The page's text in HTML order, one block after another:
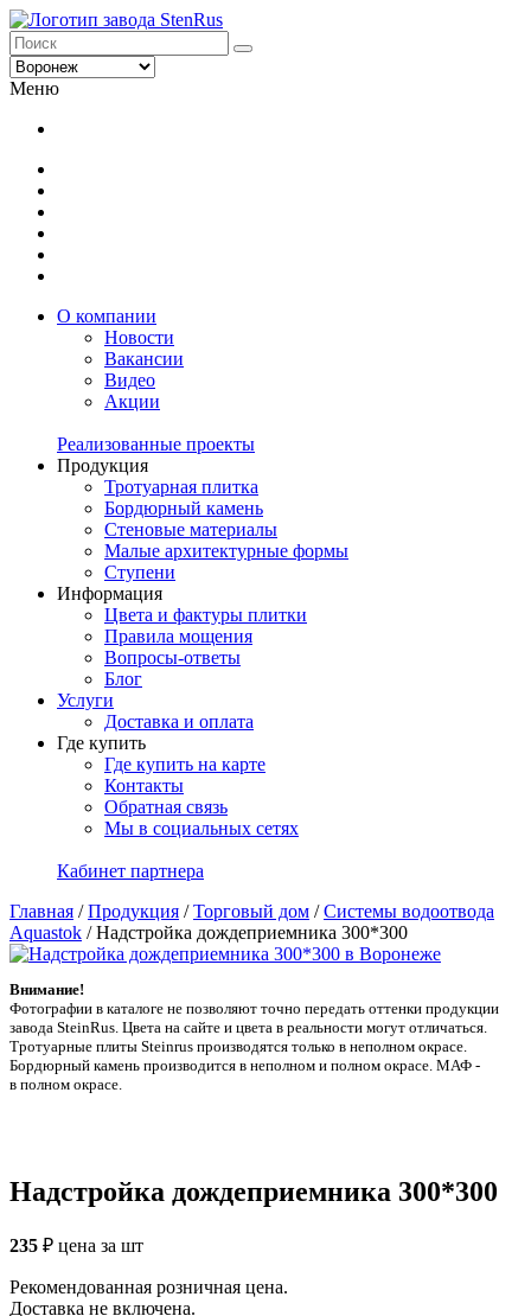
Меню
О компании
Новости
Вакансии
Видео
Акции
Реализованные проекты
Продукция
Тротуарная плитка
Бордюрный камень
Стеновые материалы
Малые архитектурные формы
Ступени
Информация
Цвета и фактуры плитки
Правила мощения
Вопросы-ответы
Блог
Услуги
Доставка и оплата
Где купить
Где купить на карте
Контакты
Обратная связь
Мы в социальных сетях
Кабинет партнера
Главная /Продукция /Торговый дом /Системы водоотвода
Aquastok /Надстройка дождеприемника 300*300
Внимание!
Фотографии в каталоге не позволяют точно передать оттенки продукции
заводa SteinRus. Цвета на сайте и цвета в реальности могут отличаться.
Тротуарные плиты Steinrus производятся только в неполном окрасе.
Бордюрный камень производится в неполном и полном окрасе. МАФ -
в полном окрасе.
Надстройка дождеприемника 300*300
235 ₽ цена за шт
Рекомендованная розничная цена.
Доставка не включена.